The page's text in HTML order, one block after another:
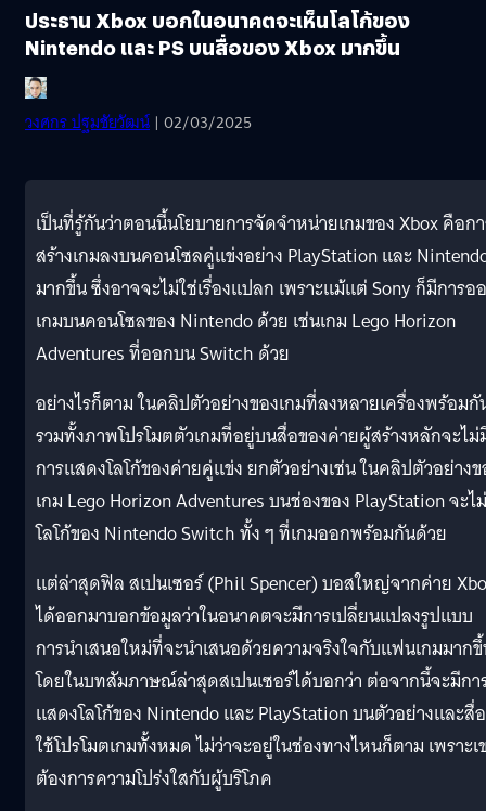
ประธาน Xbox บอกในอนาคตจะเห็นโลโก้ของ
Nintendo และ PS บนสื่อของ Xbox มากขึ้น
วงศกร ปฐมชัยวัฒน์ | 02/03/2025
เป็นที่รู้กันว่าตอนนี้นโยบายการจัดจำหน่ายเกมของ Xbox คือก
สร้างเกมลงบนคอนโซลคู่แข่งอย่าง PlayStation และ
มากขึ้น ซึ่งอาจจะไม่ใช่เรื่องแปลก เพราะแม้แต่ Sony ก็มีการอ
เกมบนคอนโซลของ Nintendo ด้วย เช่นเกม Lego Horizon
Adventures ที่ออกบน Switch ด้วย
อย่างไรก็ตาม ในคลิปตัวอย่างของเกมที่ลงหลายเครื่องพร้อมกั
รวมทั้งภาพโปรโมตตัวเกมที่อยู่บนสื่อของค่ายผู้สร้างหลักจะไม่
การแสดงโลโก้ของค่ายคู่แข่ง ยกตัวอย่างเช่น ในคลิปตัวอย่าง
เกม Lego Horizon Adventures บนช่องของ PlayStation จะไ
โลโก้ของ Nintendo Switch ทั้ง ๆ ที่เกมออกพร้อมกันด้วย
แต่ล่าสุดฟิล สเปนเซอร์ (Phil Spencer) บอสใหญ่จากค่าย
ได้ออกมาบอกข้อมูลว่าในอนาคตจะมีการเปลี่ยนแปลงรูปแบบ
การนำเสนอใหม่ที่จะนำเสนอด้วยความจริงใจกับแฟนเกมมาก
โดยในบทสัมภาษณ์ล่าสุดสเปนเซอร์ได้บอกว่า ต่อจากนี้จะมีกา
แสดงโลโก้ของ Nintendo และ PlayStation บนตัวอย่างและสื่
ใช้โปรโมตเกมทั้งหมด ไม่ว่าจะอยู่ในช่องทางไหนก็ตาม เพราะเ
ต้องการความโปร่งใสกับผู้บริโภค